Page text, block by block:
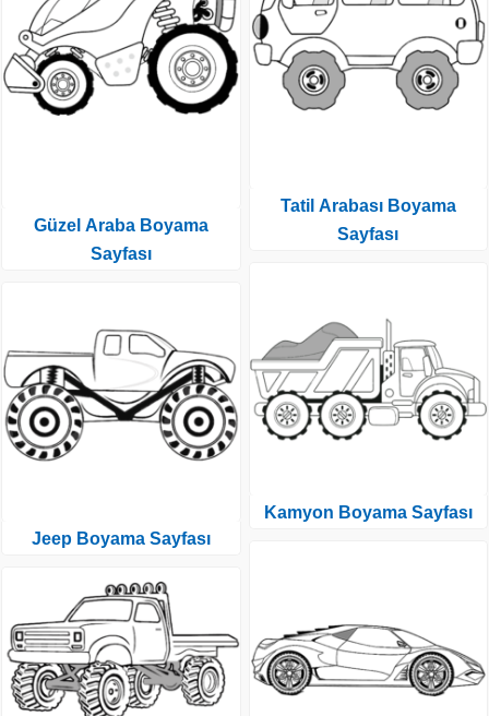
Güzel Araba Boyama
Sayfası
Jeep Boyama Sayfası
Tatil Arabası Boyama
Sayfası
Kamyon Boyama Sayfası